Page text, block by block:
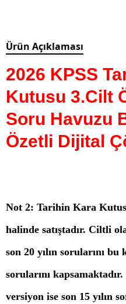
Ürün Açıklaması
2026 KPSS
Kutusu 3.Cilt
Soru Havuzu
Özetli Dijital
Not 2: Tarihin Kara
halinde satıştadır. Ciltli
son 20 yılın sorularını bu
sorularını
versiyon ise son 15 yılın